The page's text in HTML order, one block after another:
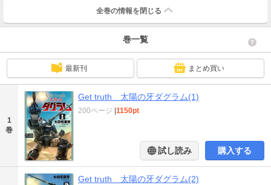
備中で戦闘のままならぬダグラムに、敵コンバットアーマー部隊が襲い掛かる
全巻の情報を 閉じる
巻一覧
最新刊 まとめ買い
1
巻
Get truth 太陽の牙ダグラム(1)
200ページ 1150pt
試し読み 購入する
Get truth 太陽の牙ダグラム(2)